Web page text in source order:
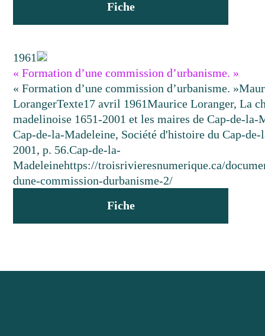
Fiche
1961
« Formation d’une commission d’urbanisme. »
« Formation d’une commission d’urbanisme. »
LorangerTexte17 avril 1961Maurice Loranger, La
madelinoise 1651-2001 et les maires de Cap-de-la-
Cap-de-la-Madeleine, Société d'histoire du Cap-
2001, p. 56.Cap-de-la-
Madeleinehttps://troisrivieresnumerique.ca/
dune-commission-durbanisme-2/
Fiche